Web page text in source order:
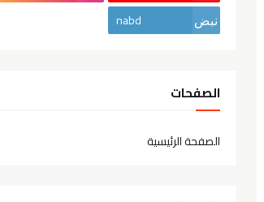
nabd
الصفحات
الصفحة الرئيسية